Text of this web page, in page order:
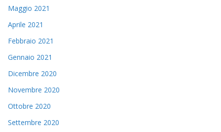
Maggio 2021
Aprile 2021
Febbraio 2021
Gennaio 2021
Dicembre 2020
Novembre 2020
Ottobre 2020
Settembre 2020